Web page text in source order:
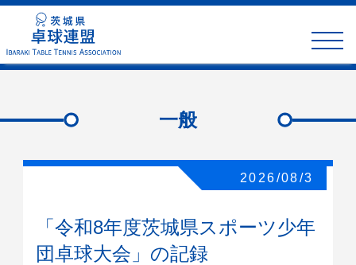
toggle
一般
「令和8年度茨城県スポーツ少年
団卓球大会」の記録
2026/08/3